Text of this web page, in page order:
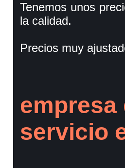
Tenemos unos
la calidad.
Precios muy
empresa
servicio